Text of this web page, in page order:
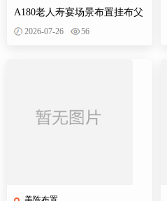
A180老人寿宴场景布置挂布父
母生日装饰寿星60岁帆布条酒
2026-07-26 56